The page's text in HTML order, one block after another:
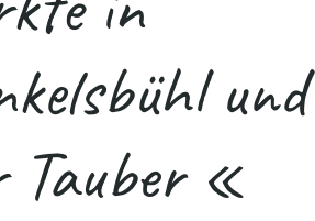
und
Tauber «